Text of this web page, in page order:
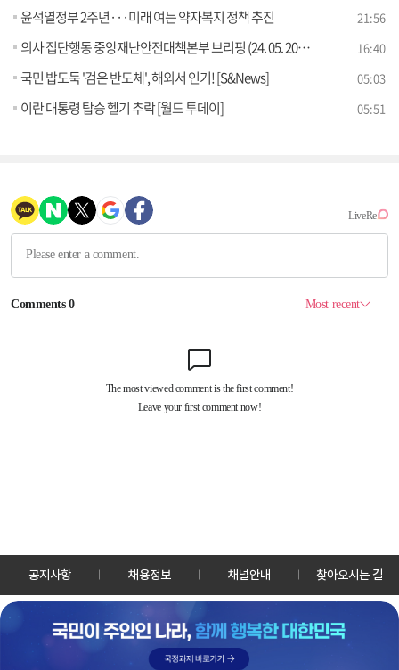
윤석열정부 2주년···미래 여는 약자복지 정책 추진 21:56
의사 집단행동 중앙재난안전대책본부 브리핑 (24. 05. 20. 11시) 16:40
국민 밥도둑 '검은 반도체', 해외서 인기! [S&News] 05:03
이란 대통령 탑승 헬기 추락 [월드 투데이] 05:51
공지사항 채용정보 채널안내 찾아오시는 길
30128 세종특별자치시 정부2청사로 13 한국정책방송원 KTV
TEL: 044-204-8000
Copyrightⓒ KTV 국민방송 All Rights Reserved.